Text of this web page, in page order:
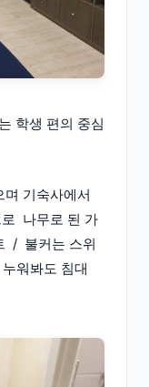
학생 편의 중심
기숙사에서
나무로 된 가
/ 불커는 스위
워봐도 침대